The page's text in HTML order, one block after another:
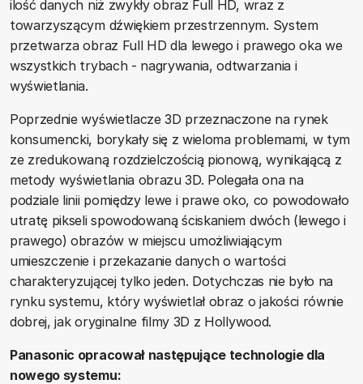
ilość danych niż zwykły obraz Full HD, wraz z
towarzyszącym dźwiękiem przestrzennym. System
przetwarza obraz Full HD dla lewego i prawego oka we
wszystkich trybach - nagrywania, odtwarzania i
wyświetlania.
Poprzednie wyświetlacze 3D przeznaczone na rynek
konsumencki, borykały się z wieloma problemami, w tym
ze zredukowaną rozdzielczością pionową, wynikającą z
metody wyświetlania obrazu 3D. Polegała ona na
podziale linii pomiędzy lewe i prawe oko, co powodowało
utratę pikseli spowodowaną ściskaniem dwóch (lewego i
prawego) obrazów w miejscu umożliwiającym
umieszczenie i przekazanie danych o wartości
charakteryzującej tylko jeden. Dotychczas nie było na
rynku systemu, który wyświetlał obraz o jakości równie
dobrej, jak oryginalne filmy 3D z Hollywood.
Panasonic opracował następujące technologie dla
nowego systemu: